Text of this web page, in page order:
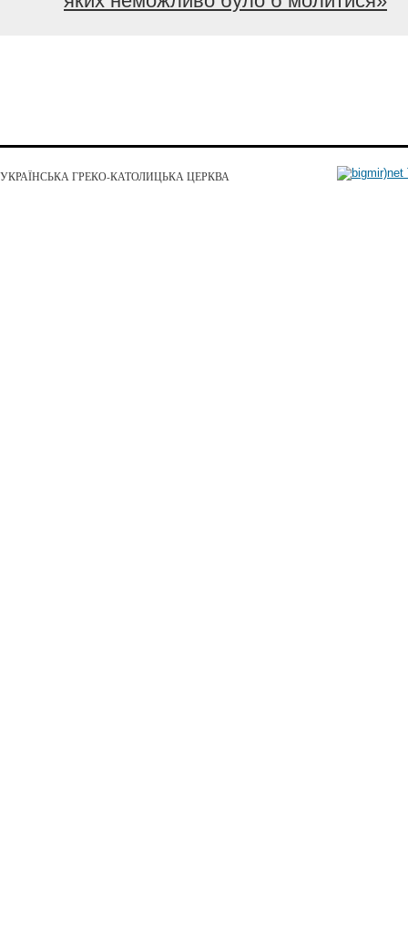
УКРАЇНСЬКА ГРЕКО-КАТОЛИЦЬКА ЦЕРКВА